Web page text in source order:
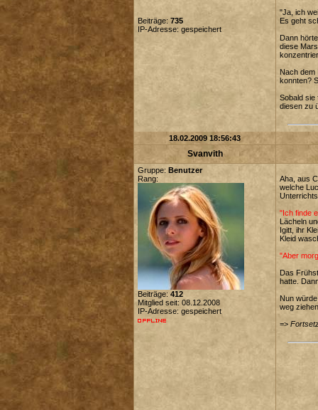
Beiträge: 735
IP-Adresse: gespeichert
"Ja, ich
Es geht
Dann
diese
Nach dem
konnten?
Sobald sie
diesen zu
18.02.2009 18:56:43
Svanvith
Gruppe: Benutzer
Rang:
Beiträge: 412
Mitglied seit: 08.12.2008
IP-Adresse: gespeichert
Aha, aus
welche
"Ich finde
Lächeln
Igitt, ihr
Kleid
"Aber
Das
hatte.
Nun
weg
=>